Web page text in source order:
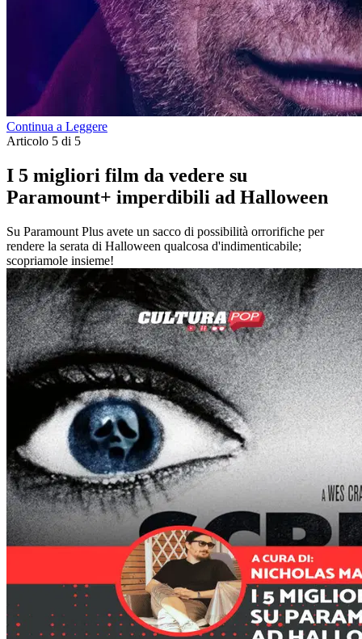
Continua a Leggere
Articolo 5 di 5
I 5 migliori film da vedere su
Paramount+ imperdibili ad Halloween
Su Paramount Plus avete un sacco di possibilità orrorifiche per
rendere la serata di Halloween qualcosa d'indimenticabile;
scopriamole insieme!